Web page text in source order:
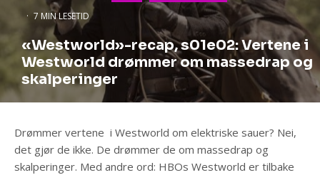
· 7 MIN LESETID
«Westworld»-recap, s01e02: Vertene i
Westworld drømmer om massedrap og
skalperinger
Drømmer vertene i Westworld om elektriske sauer? Nei,
det gjør de ikke. De drømmer de om massedrap og
skalperinger. Med andre ord: HBOs Westworld er tilbake